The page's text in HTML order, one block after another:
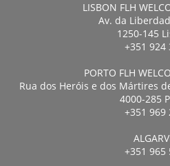
LISBON FLH
Av. da
1250-145
+351 924
PORTO FLH
Rua dos Heróis e dos Mártires
4000-285
+351 969
+351 965